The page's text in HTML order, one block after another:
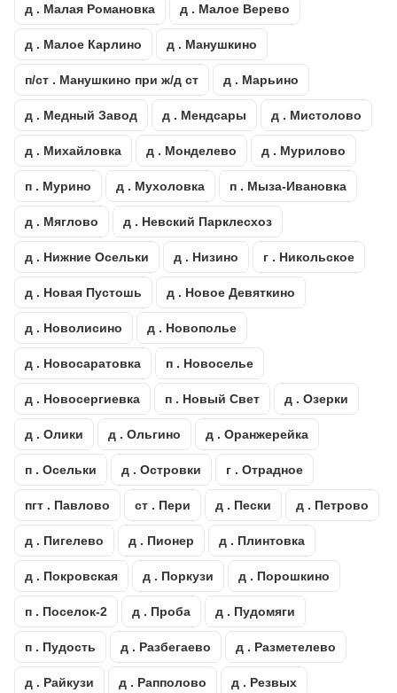
д . Малая Романовка д . Малое Верево
д . Малое Карлино д . Манушкино
п/ст . Манушкино при ж/д ст д . Марьино
д . Медный Завод д . Мендсары д . Мистолово
д . Михайловка д . Монделево д . Мурилово
п . Мурино д . Мухоловка п . Мыза-Ивановка
д . Мяглово д . Невский Парклесхоз
д . Нижние Осельки д . Низино г . Никольское
д . Новая Пустошь д . Новое Девяткино
д . Новолисино д . Новополье
д . Новосаратовка п . Новоселье
д . Новосергиевка п . Новый Свет д . Озерки
д . Олики д . Ольгино д . Оранжерейка
п . Осельки д . Островки г . Отрадное
пгт . Павлово ст . Пери д . Пески д . Петрово
д . Пигелево д . Пионер д . Плинтовка
д . Покровская д . Поркузи д . Порошкино
п . Поселок-2 д . Проба д . Пудомяги
п . Пудость д . Разбегаево д . Разметелево
д . Райкузи д . Рапполово д . Резвых